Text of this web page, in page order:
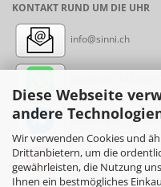
Diese Webseite
andere
Wir verwenden Cookies und
Drittanbietern, um die
gewährleisten, die Nutzung
Ihnen ein bestmögliches
KONTAKT RUND UM DIE UHR
info@sinni.ch
Messenger: sinni.ch
Instagram: sinni_ch